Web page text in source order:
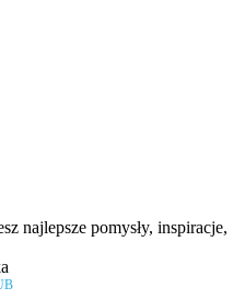
najlepsze pomysły, inspiracje,